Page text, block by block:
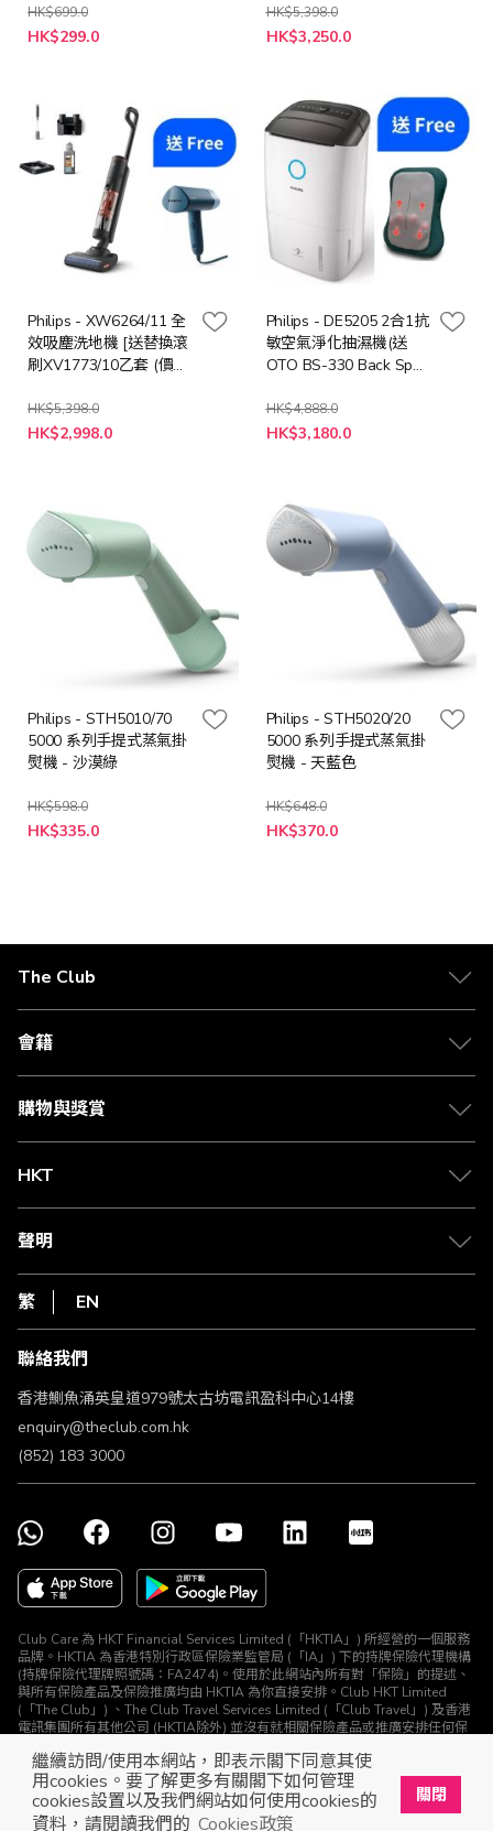
繼續訪問/使用本網站，即表示閣下同意其使
用cookies。要了解更多有關閣下如何管理
cookies設置以及我們網站如何使用cookies的
資料，請閱讀我們的 Cookies政策
關閉
HK$699.0
特
殊
HK$299.0
$998)]
HK$5,398.0
特
殊
HK$3,250.0
Philips - XW6264/11 全
效吸塵洗地機 [送替換滾
刷XV1773/10乙套 (價值
劑XV1792/01乙瓶 (價值
$88)]
HK$5,398.0
特
殊
HK$2,998.0
Philips - DE5205 2合1抗
敏空氣淨化抽濕機(送
OTO BS-330 Back Spa
值: $2,680)
HK$4,888.0
特
殊
HK$3,180.0
Philips - STH5010/70
5000 系列手提式蒸氣掛
熨機 - 沙漠綠
HK$598.0
特
殊
HK$335.0
Philips - STH5020/20
5000 系列手提式蒸氣掛
熨機 - 天藍色
HK$648.0
特
殊
HK$370.0
The Club
關於 The Club
合作夥伴
媒體中心
會籍
會籍及專屬禮遇
賺取積分
購物與獎賞
物流與配送
Club Shopping 商品領取站
常見問題
HKT
csl.
1010
HKT
聲明
私隱聲明
使用條款
條款及細則
不歧視及不騷擾聲明
認可牌照及通告
繁 EN
聯絡我們
香港鰂魚涌英皇道979號太古坊電訊盈科中心14樓
enquiry@theclub.com.hk
(852) 183 3000
Club Care 為 HKT Financial Services Limited (「HKTIA」) 所經營的一個服務
品牌。HKTIA 為香港特別行政區保險業監管局 (「IA」) 下的持牌保險代理機構
(持牌保險代理牌照號碼：FA2474)。使用於此網站內所有對「保險」的提述、
與所有保險產品及保險推廣均由 HKTIA 為你直接安排。Club HKT Limited
(「The Club」) 、The Club Travel Services Limited (「Club Travel」) 及香港
電訊集團所有其他公司 (HKTIA除外) 並沒有就相關保險產品或推廣安排任何保
© The Club 2026. 保留所有權利
立即下載The Club手機app
展開屬於你的獎賞之旅
開啟